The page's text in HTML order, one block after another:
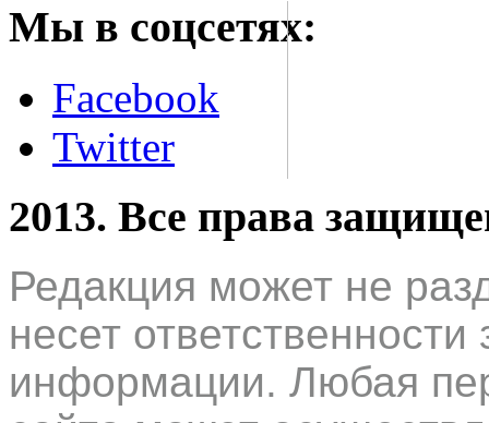
Мы в соцсетях:
Facebook
Twitter
2013. Все права
Редакция может не
несет
информации. Любая